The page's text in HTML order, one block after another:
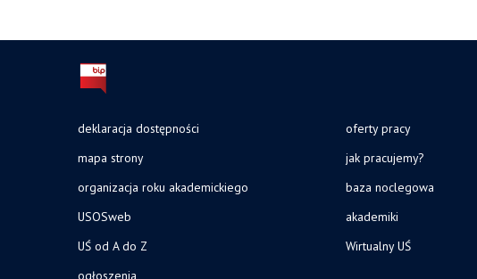
deklaracja dostępności
mapa strony
organizacja roku akademickiego
USOSweb
UŚ od A do Z
ogłoszenia
oferty pracy
jak pracujemy?
baza noclegowa
akademiki
Wirtualny UŚ